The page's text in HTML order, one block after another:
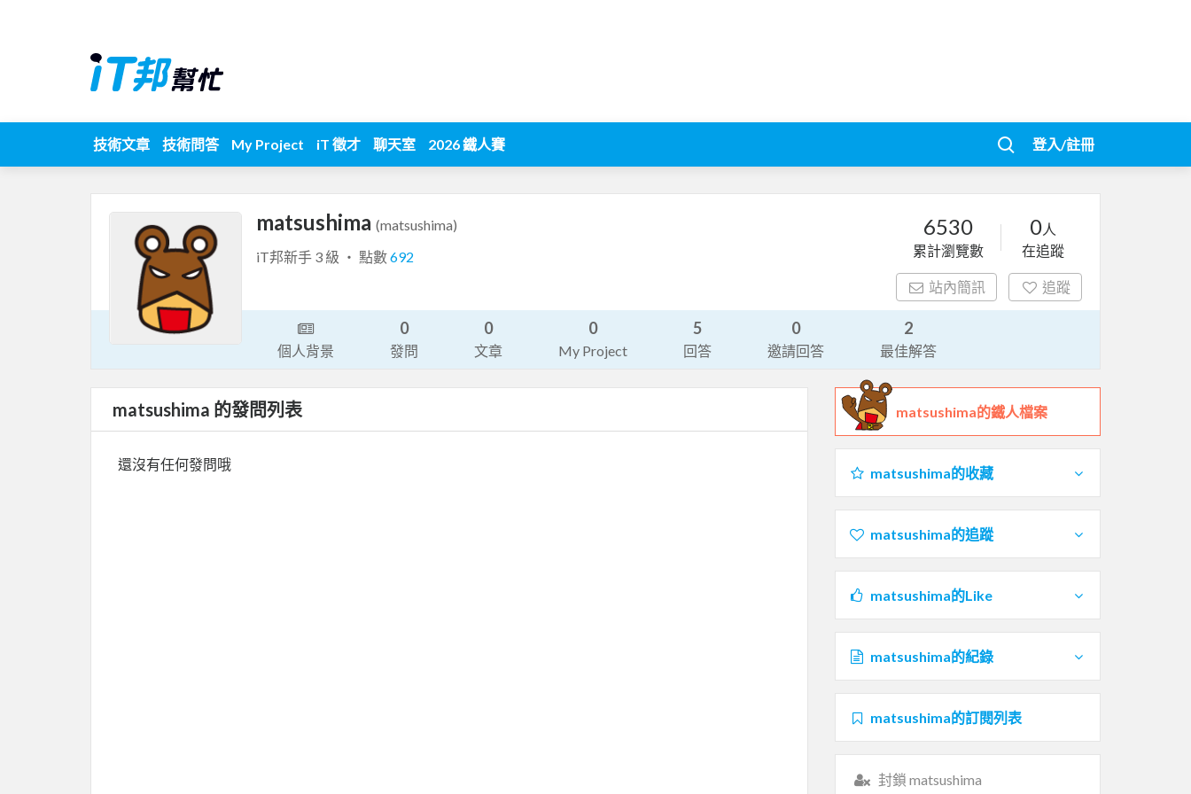
技術文章 技術問答 My Project iT 徵才 聊天室 2026 鐵人賽 登入/註冊
matsushima (matsushima)
iT邦新手 3 級 ‧ 點數692
6530
累計瀏覽數
0人
在追蹤
站內簡訊 追蹤
個人背景
0
發問
0
文章
0
My Project
5
回答
0
邀請回答
2
最佳解答
matsushima 的發問列表
還沒有任何發問哦
matsushima的鐵人檔案
matsushima的收藏
matsushima的追蹤
matsushima的Like
matsushima的紀錄
matsushima的訂閱列表
封鎖 matsushima